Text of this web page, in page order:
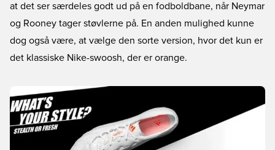
at det ser særdeles godt ud på en fodboldbane, når Neymar
og Rooney tager støvlerne på. En anden mulighed kunne
dog også være, at vælge den sorte version, hvor det kun er
det klassiske Nike-swoosh, der er orange.